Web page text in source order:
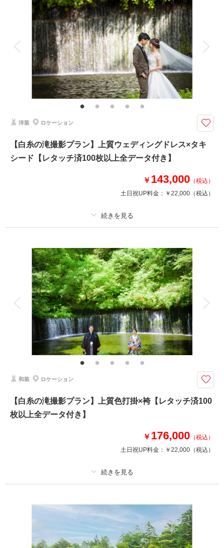
相談予約する
来店・オンライン
撮影日の空き
を確認する
着付け ヘアメイク 小物一式
アルバム データ 100 カット 台紙付写真
衣装追加 会食 挙式
家族と撮影 家族用衣装レンタル ペットと撮影
その他含むもの
ロケーション申請料金、ロケーション移動費
絵のように美しいスポットが溢れる場所でのフォトウェディング
【プラン詳細（含まれるもの）】 写真撮影料/ 全データレタッチ納品 / ご
新郎衣装 / ご新婦衣装 / 着付け / ヘア＆メイクアップ /プランニング/撮影申
ムーゼの森（長野）
相談予約する
来店・オンライン
撮影日の空き
を確認する
洋装 ロケーション
【白糸の滝撮影プラン】上質ウェディングドレス×タキ
シード【レタッチ済100枚以上全データ付き】
￥ 143,000 （税込）
土日祝UP料金： ￥22,000 （税込）
撮影料 新婦衣装1着 新郎衣装1着
着付け ヘアメイク 小物一式
アルバム データ 100 カット 台紙付写真
衣装追加 会食 挙式
家族と撮影 家族用衣装レンタル ペットと撮影
その他含むもの
ロケーション申請料金、ロケーション移動費
澄んだ空気に包まれながら、水の音を感じるフォトウェディング
【プラン詳細（含まれるもの）】 写真撮影料/ 全データレタッチ納品 / ご
新郎衣装 / ご新婦衣装 / 着付け / ヘア＆メイクアップ /プランニング/撮影申
2021年6月21日
軽井沢（長野）
撮影日の空き
和装 ロケーション
【白糸の滝撮影プラン】上質色打掛×袴【レタッチ済100
枚以上全データ付き】
￥ 176,000 （税込）
土日祝UP料金： ￥22,000 （税込）
新婦衣装1着 新郎衣装1着
ヘアメイク 小物一式
アルバム データ 100 カット 台紙付写真